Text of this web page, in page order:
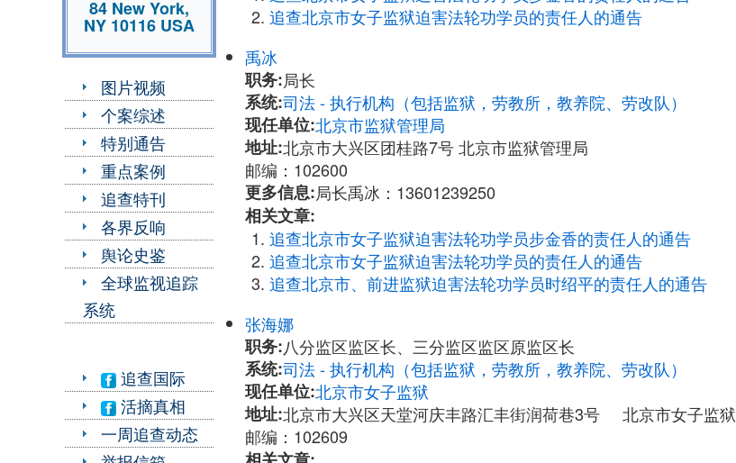
84 New York,
NY 10116 USA
图片视频
个案综述
特别通告
重点案例
追查特刊
各界反响
舆论史鉴
全球监视追踪
系统
追查国际
活摘真相
一周追查动态
追查北京市女子监狱迫害法轮功学员的责任人的通告
禹冰
职务:局长
系统:司法 - 执行机构（包括监狱，劳教所，教养院、劳改队）
现任单位:北京市监狱管理局
地址:北京市大兴区团桂路7号 北京市监狱管理局
邮编：102600
更多信息:局长禹冰：13601239250
相关文章:
追查北京市女子监狱迫害法轮功学员步金香的责任人的通告
追查北京市女子监狱迫害法轮功学员的责任人的通告
追查北京市、前进监狱迫害法轮功学员时绍平的责任人的通告
张海娜
职务:八分监区监区长、三分监区监区原监区长
系统:司法 - 执行机构（包括监狱，劳教所，教养院、劳改队）
现任单位:北京市女子监狱
地址:北京市大兴区天堂河庆丰路汇丰街润荷巷3号 北京市女子监狱
邮编：102609